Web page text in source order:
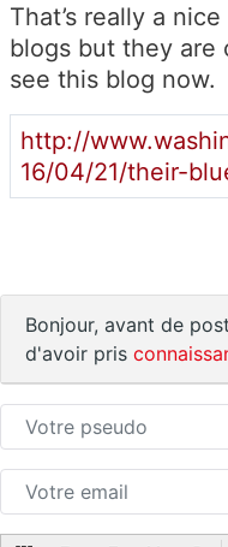
That’s really a
blogs but they are
see this blog now.
http://
16/04/21/their-
Bonjour, avant de
d'avoir pris